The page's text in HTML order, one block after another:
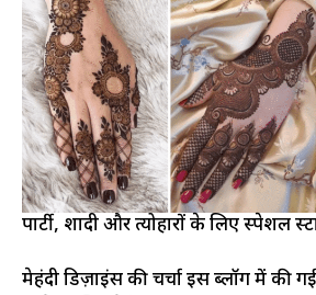
पार्टी, शादी और त्योहारों के लिए स्पेशल
मेहंदी डिज़ाइंस की चर्चा इस ब्लॉग में की